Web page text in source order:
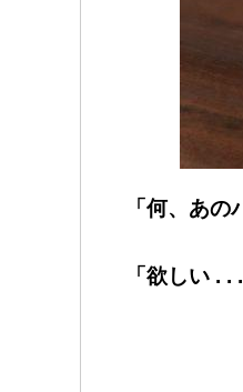
「何、 あの
「欲しい . . .